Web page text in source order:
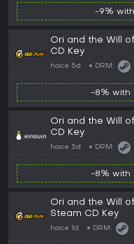
-9%
Ori and the Will
CD Key
hace 5d DRM:
-8% with
Ori and the Will
CD Key
hace 5d DRM:
-8% with
Ori and the Will
Steam CD Key
hace 1d DRM: